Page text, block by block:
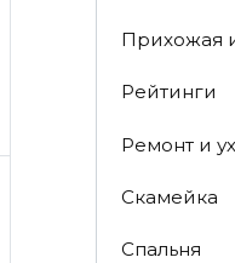
Прихожая
Рейтинги
Ремонт и
Скамейка
Спальня